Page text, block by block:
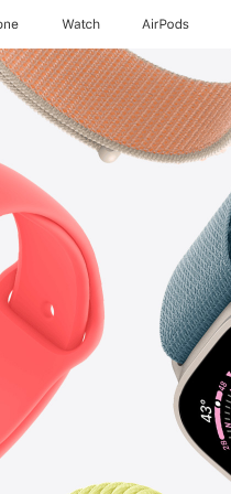
Watch AirPods